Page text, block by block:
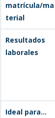
matrícula/ma
terial
Resultados
laborales
Ideal para…